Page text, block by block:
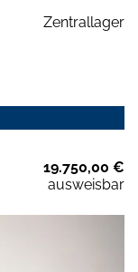
Zentrallager
19.750,00 €
ausweisbar